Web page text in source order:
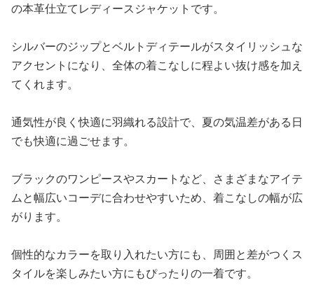
の本革仕立てレディースジャケットです。
シルバーのジップとベルトディテールがスタイリッシュな
アクセントになり、全体の着こなしに程よい抜け感を加え
てくれます。
通気性が良く快適に羽織れる設計で、夏の気温差がある日
でも快適に過ごせます。
ブラックのワンピースやスカートなど、さまざまなアイテ
ムと幅広いコーデに合わせやすいため、着こなしの幅が広
がります。
個性的なカラーを取り入れたい方にも、周囲と差がつくス
タイルを楽しみたい方にもぴったりの一着です。